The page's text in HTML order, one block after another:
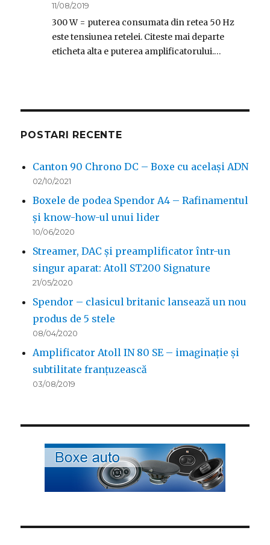
11/08/2019
300 W = puterea consumata din retea 50 Hz
este tensiunea retelei. Citeste mai departe
eticheta alta e puterea amplificatorului.…
POSTARI RECENTE
Canton 90 Chrono DC – Boxe cu același ADN
02/10/2021
Boxele de podea Spendor A4 – Rafinamentul
și know-how-ul unui lider
10/06/2020
Streamer, DAC și preamplificator într-un
singur aparat: Atoll ST200 Signature
21/05/2020
Spendor – clasicul britanic lansează un nou
produs de 5 stele
08/04/2020
Amplificator Atoll IN 80 SE – imaginație și
subtilitate franțuzească
03/08/2019